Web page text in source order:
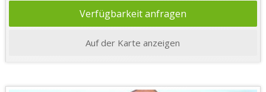
Verfügbarkeit anfragen
Auf der Karte anzeigen